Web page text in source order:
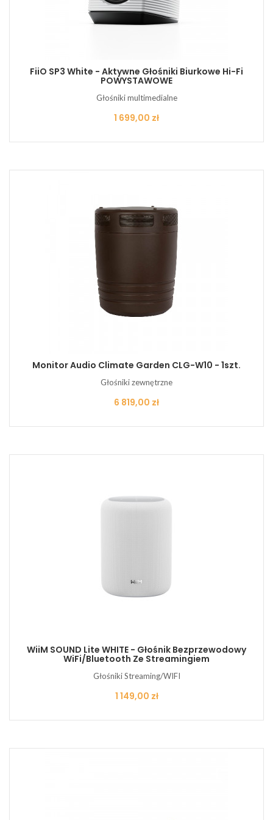
FiiO SP3 White - Aktywne Głośniki Biurkowe Hi-Fi
POWYSTAWOWE
Głośniki multimedialne
Cena
1 699,00 zł
Monitor Audio Climate Garden CLG-W10 - 1szt.
Głośniki zewnętrzne
Cena
6 819,00 zł
WiiM SOUND Lite WHITE - Głośnik Bezprzewodowy
WiFi/Bluetooth Ze Streamingiem
Głośniki Streaming/WIFI
Cena
1 149,00 zł